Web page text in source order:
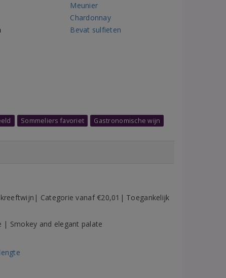
Meunier
Chardonnay
Bevat sulfieten
Sommeliers favoriet Gastronomische wijn
Categorie vanaf €20,01| Toegankelijk
| Smokey and elegant palate